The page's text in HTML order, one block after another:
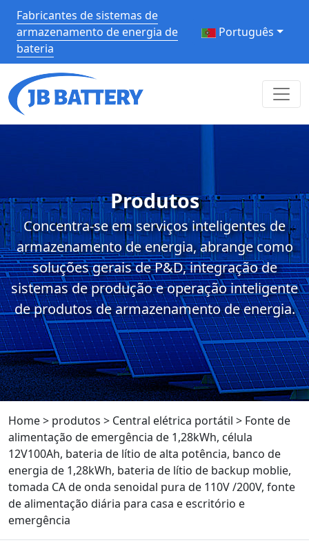
Fabricantes de sistemas de
armazenamento de energia de
bateria
Português
Produtos
Concentra-se em serviços inteligentes de
armazenamento de energia, abrange como
soluções gerais de P&D, integração de
sistemas de produção e operação inteligente
de produtos de armazenamento de energia.
Home> produtos > Central elétrica portátil > Fonte de
alimentação de emergência de 1,28kWh, célula
12V100Ah, bateria de lítio de alta potência, banco de
energia de 1,28kWh, bateria de lítio de backup moblie,
tomada CA de onda senoidal pura de 110V /200V, fonte
de alimentação diária para casa e escritório e
emergência